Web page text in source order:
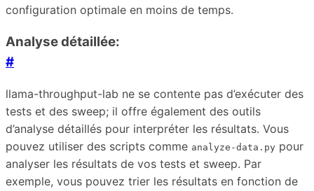
configuration optimale en moins de temps.
Analyse détaillée:
#
llama-throughput-lab ne se contente pas d’exécuter des
tests et des sweep; il offre également des outils
d’analyse détaillés pour interpréter les résultats. Vous
pouvez utiliser des scripts comme analyze-data.py pour
analyser les résultats de vos tests et sweep. Par
exemple, vous pouvez trier les résultats en fonction de